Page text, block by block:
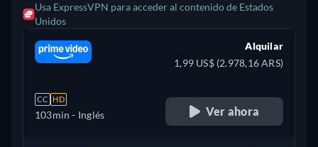
Usa ExpressVPN para acceder al contenido de Estados
Unidos
CC HD
103min - Inglés
Alquilar
1,99 US$ (2.978,16 ARS)
Ver ahora